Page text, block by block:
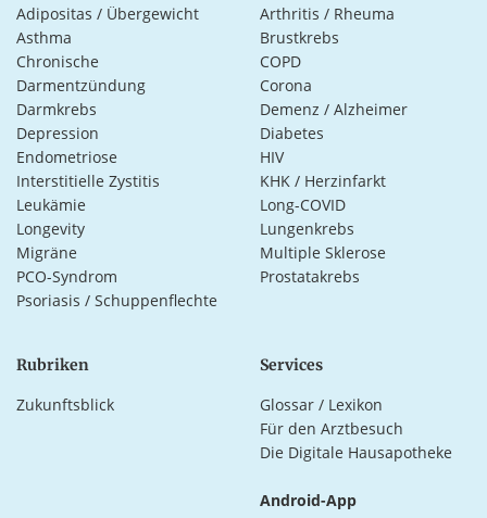
Adipositas / Übergewicht
Arthritis / Rheuma
Asthma
Brustkrebs
Chronische
Darmentzündung
COPD
Corona
Darmkrebs
Demenz / Alzheimer
Depression
Diabetes
Endometriose
HIV
Interstitielle Zystitis
KHK / Herzinfarkt
Leukämie
Long-COVID
Longevity
Lungenkrebs
Migräne
Multiple Sklerose
PCO-Syndrom
Prostatakrebs
Psoriasis / Schuppenflechte
Rubriken
Zukunftsblick
Services
Glossar / Lexikon
Für den Arztbesuch
Die Digitale Hausapotheke
Android-App